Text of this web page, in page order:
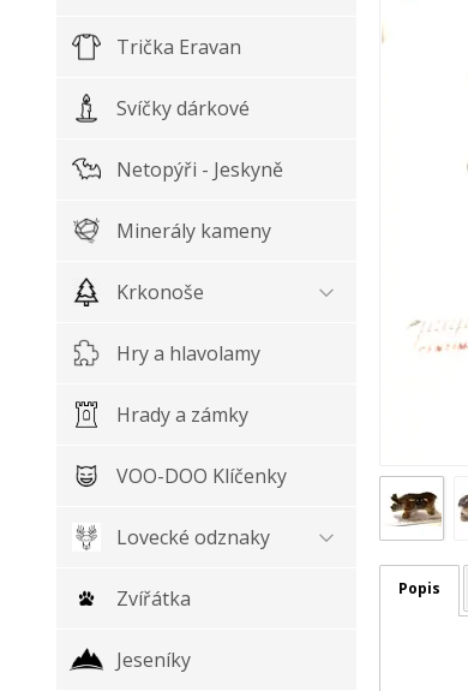
Trička Eravan
Svíčky dárkové
Netopýři - Jeskyně
Minerály kameny
Krkonoše
Hry a hlavolamy
Hrady a zámky
VOO-DOO Klíčenky
Lovecké odznaky
Zvířátka
Jeseníky
Popis